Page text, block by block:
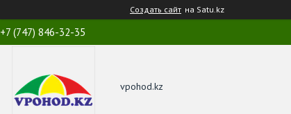
Создать сайт на Satu.kz
+7 (747) 846-32-35
vpohod.kz